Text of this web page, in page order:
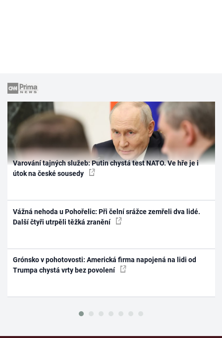
Varování tajných služeb: Putin chystá test NATO. Ve hře je i
útok na české sousedy
Vážná nehoda u Pohořelic: Při čelní srážce zemřeli dva lidé.
Další čtyři utrpěli těžká zranění
Grónsko v pohotovosti: Americká firma napojená na lidi od
Trumpa chystá vrty bez povolení